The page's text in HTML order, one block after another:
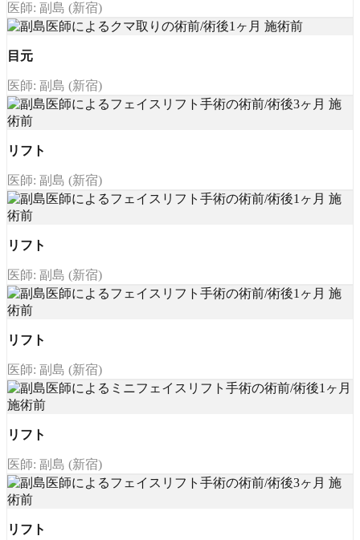
医師: 副島 (新宿)
目元
医師: 副島 (新宿)
リフト
医師: 副島 (新宿)
リフト
医師: 副島 (新宿)
リフト
医師: 副島 (新宿)
リフト
医師: 副島 (新宿)
リフト